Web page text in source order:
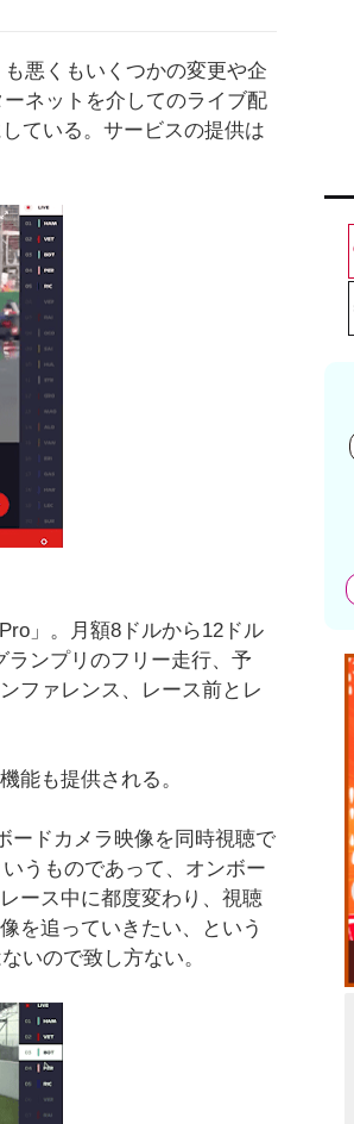
悪くもいくつかの変更や企
ネットを介してのライブ配
ている。サービスの提供は
」。月額8ドルから12ドル
ランプリのフリー走行、予
ファレンス、レース前とレ
能も提供される。
ードカメラ映像を同時視聴で
うものであって、オンボー
ース中に都度変わり、視聴
を追っていきたい、という
いので致し方ない。